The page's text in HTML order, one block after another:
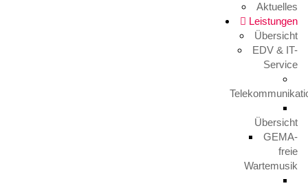
Aktuelles
Leistungen
Übersicht
EDV & IT-
Service
Übersicht
GEMA-
freie
Wartemusik